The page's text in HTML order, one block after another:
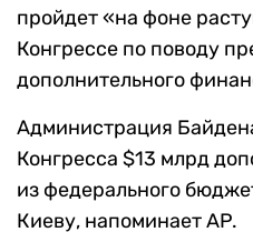
пройдет «на фоне
Конгрессе по поводу
дополнительного
Администрация
Конгресса $13 млрд
из федерального
Киеву, напоминает AP.